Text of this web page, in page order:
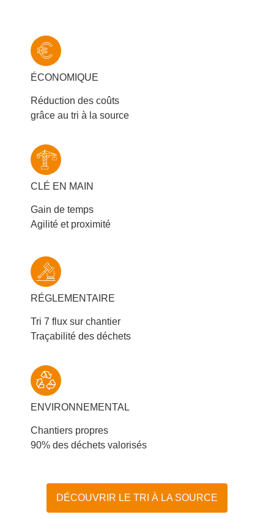
ÉCONOMIQUE
Réduction des coûts
grâce au tri à la source
CLÉ EN MAIN
Gain de temps
Agilité et proximité
RÉGLEMENTAIRE
Tri 7 flux sur chantier
Traçabilité des déchets
ENVIRONNEMENTAL
Chantiers propres
90% des déchets valorisés
DÉCOUVRIR LE TRI À LA SOURCE